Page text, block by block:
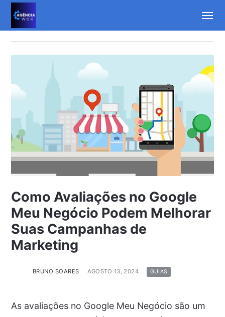
Como Avaliações no Google
Meu Negócio Podem Melhorar
Suas Campanhas de
Marketing
BRUNO SOARES AGOSTO 13, 2024 GUIAS
As avaliações no Google Meu Negócio são um